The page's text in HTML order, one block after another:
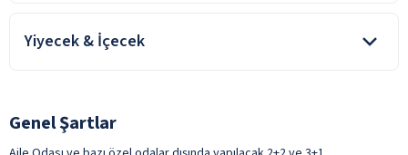
Emanet Kasa
Hızlı Check-In / Check-Out
Çevre Dostu
Misafirler Öneriyor
Sevgililer Günü Oteli
Özel Yaz Etkinlikleri
Yiyecek & İçecek
Oda Kahvaltı konaklamalarda sabah kahvaltısı dışında alınan tüm
yiyecekler ücretli. Tesiste alınan tüm içecekler ücretli.
Genel Şartlar